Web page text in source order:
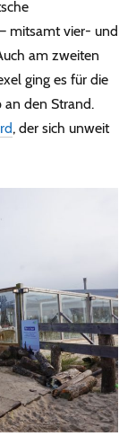
mitsamt vier- und
am zweiten
ging es für die
an den Strand.
, der sich unweit